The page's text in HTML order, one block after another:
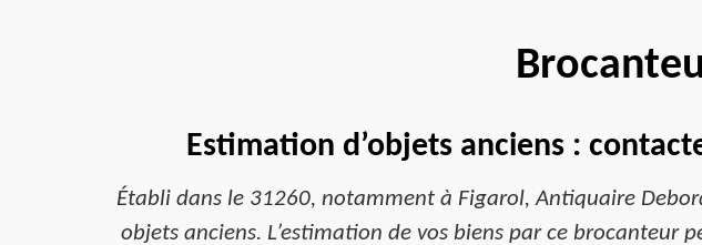
Estimation d’objets anciens :
Établi dans le 31260, notamment à Figarol, Antiquaire
objets anciens. L’estimation de vos biens par ce